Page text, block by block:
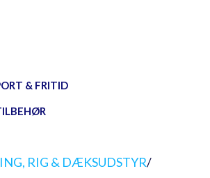
& FRITID
RIG & DÆKSUDSTYR/